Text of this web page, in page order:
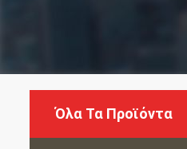
Όλα Τα Προϊόντα